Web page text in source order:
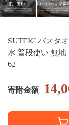
SUTEKI バスタ
水 普段使い 無地
62
寄附金額